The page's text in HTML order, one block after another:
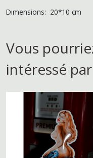
Dimensions: 20*10 cm
Vous
intéressé par